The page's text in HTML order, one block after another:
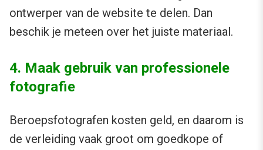
ontwerper van de website te delen. Dan
beschik je meteen over het juiste materiaal.
4. Maak gebruik van professionele
fotografie
Beroepsfotografen kosten geld, en daarom is
de verleiding vaak groot om goedkope of